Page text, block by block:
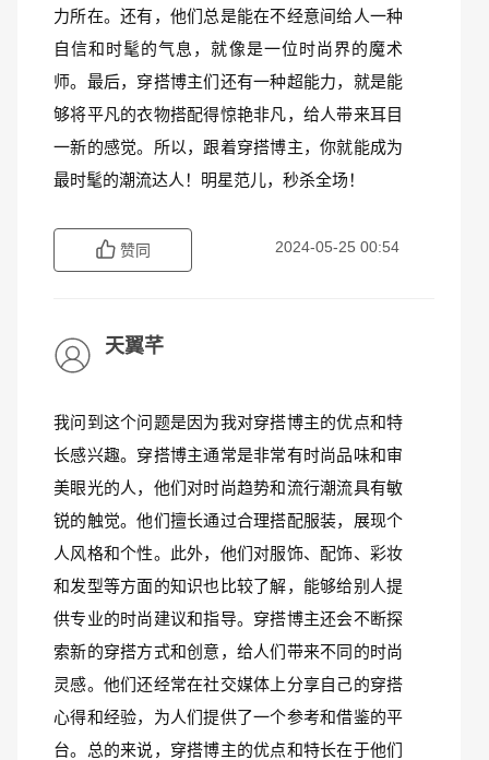
力所在。还有，他们总是能在不经意间给人一种
自信和时髦的气息，就像是一位时尚界的魔术
师。最后，穿搭博主们还有一种超能力，就是能
够将平凡的衣物搭配得惊艳非凡，给人带来耳目
一新的感觉。所以，跟着穿搭博主，你就能成为
最时髦的潮流达人！明星范儿，秒杀全场！
赞同 2024-05-25 00:54
天翼芊
我问到这个问题是因为我对穿搭博主的优点和特
长感兴趣。穿搭博主通常是非常有时尚品味和审
美眼光的人，他们对时尚趋势和流行潮流具有敏
锐的触觉。他们擅长通过合理搭配服装，展现个
人风格和个性。此外，他们对服饰、配饰、彩妆
和发型等方面的知识也比较了解，能够给别人提
供专业的时尚建议和指导。穿搭博主还会不断探
索新的穿搭方式和创意，给人们带来不同的时尚
灵感。他们还经常在社交媒体上分享自己的穿搭
心得和经验，为人们提供了一个参考和借鉴的平
台。总的来说，穿搭博主的优点和特长在于他们